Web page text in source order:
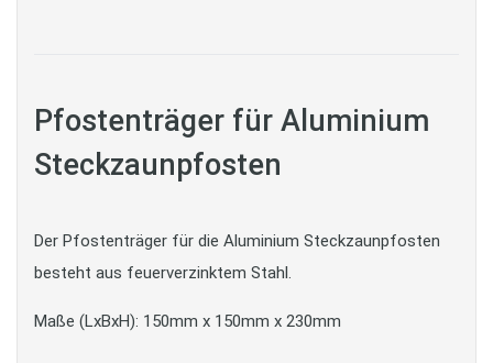
Pfostenträger für Aluminium
Steckzaunpfosten
Der Pfostenträger für die Aluminium Steckzaunpfosten
besteht aus feuerverzinktem Stahl.
Maße (LxBxH): 150mm x 150mm x 230mm